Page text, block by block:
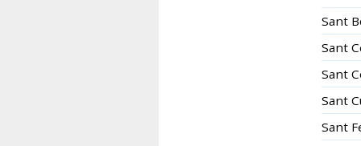
Sant
Sant
Sant
Sant
Sant